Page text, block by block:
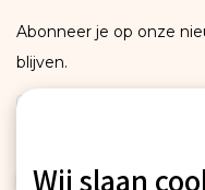
Abonneer je op onze
blijven.
ABONNEER
Wij slaan